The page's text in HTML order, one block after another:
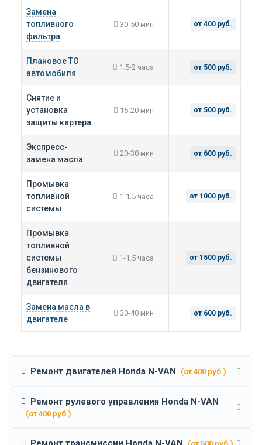
Замена
топливного
фильтра
30-50 мин от 400 руб.
Плановое ТО
автомобиля
1.5-2 часа от 500 руб.
Снятие и
установка
защиты картера
15-20 мин от 500 руб.
Экспресс-
замена масла
20-30 мин от 600 руб.
Промывка
топливной
системы
1-1.5 часа от 1000 руб.
Промывка
топливной
системы
бензинового
двигателя
1-1.5 часа от 1500 руб.
Замена масла в
двигателе
30-40 мин от 600 руб.
Ремонт двигателей Honda N-VAN (от 400 руб.)
Ремонт рулевого управления Honda N-VAN
(от 400 руб.)
(от 500 руб.)